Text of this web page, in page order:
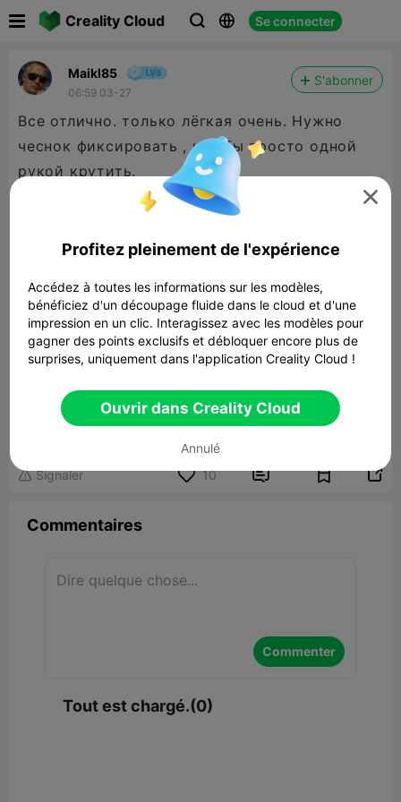
Creality Cloud   Se connecter
Maikl85
06:59 03-27
S'abonner
Все отлично. только лёгкая очень. Нужно
чеснок фиксировать , что бы просто одной
рукой крутить.
3d turntable
7.49MB Lier un modèle
 Signaler 10  
Commentaires
Commenter
Tout est chargé.(0)

Profitez pleinement de l'expérience
Accédez à toutes les informations sur les modèles,
bénéficiez d'un découpage fluide dans le cloud et d'une
impression en un clic. Interagissez avec les modèles pour
gagner des points exclusifs et débloquer encore plus de
surprises, uniquement dans l'application Creality Cloud !
Ouvrir dans Creality Cloud
Annulé